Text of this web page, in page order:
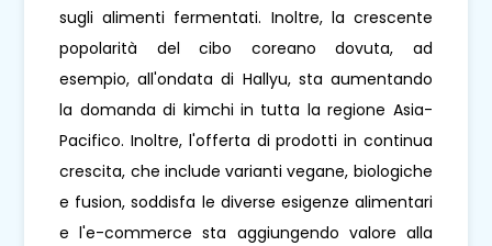
sugli alimenti fermentati. Inoltre, la crescente
popolarità del cibo coreano dovuta, ad
esempio, all'ondata di Hallyu, sta aumentando
la domanda di kimchi in tutta la regione Asia-
Pacifico. Inoltre, l'offerta di prodotti in continua
crescita, che include varianti vegane, biologiche
e fusion, soddisfa le diverse esigenze alimentari
e l'e-commerce sta aggiungendo valore alla